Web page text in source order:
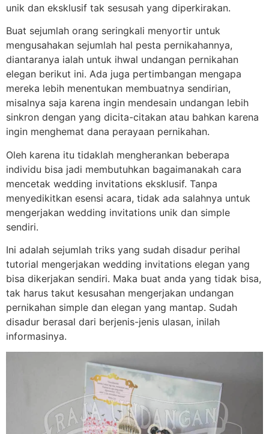
unik dan eksklusif tak sesusah yang diperkirakan.
Buat sejumlah orang seringkali menyortir untuk
mengusahakan sejumlah hal pesta pernikahannya,
diantaranya ialah untuk ihwal undangan pernikahan
elegan berikut ini. Ada juga pertimbangan mengapa
mereka lebih menentukan membuatnya sendirian,
misalnya saja karena ingin mendesain undangan lebih
sinkron dengan yang dicita-citakan atau bahkan karena
ingin menghemat dana perayaan pernikahan.
Oleh karena itu tidaklah mengherankan beberapa
individu bisa jadi membutuhkan bagaimanakah cara
mencetak wedding invitations eksklusif. Tanpa
menyedikitkan esensi acara, tidak ada salahnya untuk
mengerjakan wedding invitations unik dan simple
sendiri.
Ini adalah sejumlah triks yang sudah disadur perihal
tutorial mengerjakan wedding invitations elegan yang
bisa dikerjakan sendiri. Maka buat anda yang tidak bisa,
tak harus takut kesusahan mengerjakan undangan
pernikahan simple dan elegan yang mantap. Sudah
disadur berasal dari berjenis-jenis ulasan, inilah
informasinya.